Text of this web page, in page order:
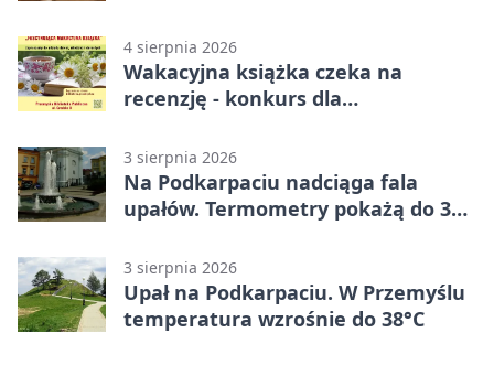
4 sierpnia 2026
Wakacyjna książka czeka na
recenzję - konkurs dla
3 sierpnia 2026
Na Podkarpaciu nadciąga fala
upałów. Termometry pokażą do 36
3 sierpnia 2026
Upał na Podkarpaciu. W Przemyślu
temperatura wzrośnie do 38°C